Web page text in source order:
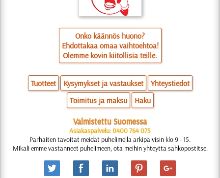
Onko käännös huono?
Ehdottakaa omaa vaihtoehtoa!
Olemme kovin kiitollisia teille.
Tuotteet Kysymykset ja vastaukset
Yhteystiedot
Toimitus ja maksu
Haku
Valmistettu Suomessa
Asiakaspalvelu: 0400 764 075
Parhaiten tavoitat meidät puhelimella arkipäivisin klo 9 - 15.
Mikäli emme vastanneet puhelimeen, ota meihin yhteyttä sähköpostitse.